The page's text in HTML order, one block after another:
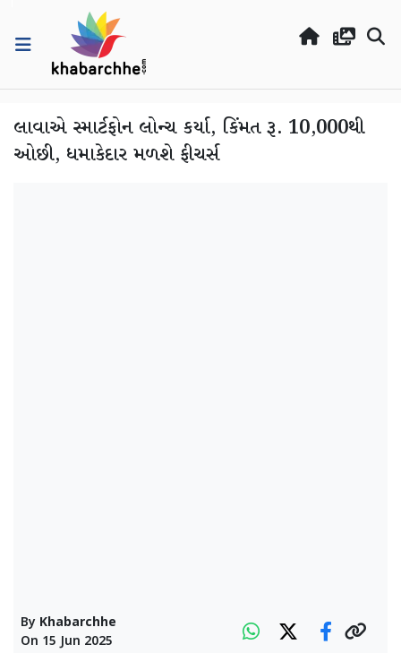
લાવાએ સ્માર્ટફોન લોન્ચ કર્યા, કિંમત રૂ. 10,000થી
ઓછી, ધમાકેદાર મળશે ફીચર્સ
By Khabarchhe
On 15 Jun 2025